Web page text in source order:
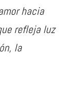
hacia
refleja luz
la